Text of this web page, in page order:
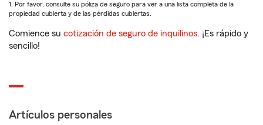
1. Por favor, consulte su póliza de seguro para ver a una lista completa de la
propiedad cubierta y de las pérdidas cubiertas.
Comience su cotización de seguro de inquilinos. ¡Es rápido y
sencillo!
Artículos personales